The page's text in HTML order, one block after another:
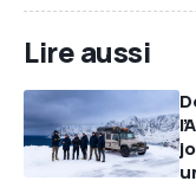
Lire aussi